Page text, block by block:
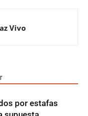
Vivo
por estafas